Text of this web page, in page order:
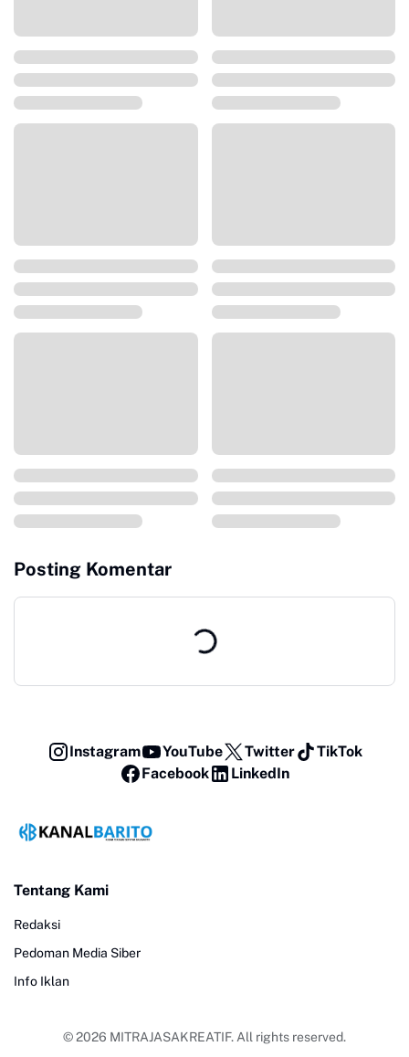
Posting Komentar
Instagram YouTube Twitter
TikTok
Facebook
LinkedIn
Tentang Kami
Redaksi
Pedoman Media Siber
Info Iklan
© 2026 MITRAJASAKREATIF. All rights reserved.